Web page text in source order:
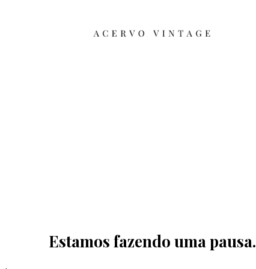
Estamos fazendo uma pausa.